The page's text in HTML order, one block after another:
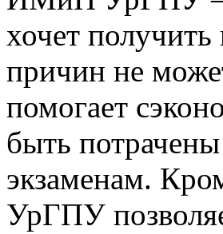
хочет
причин не
помогает
быть
экзаменам.
УрГПУ